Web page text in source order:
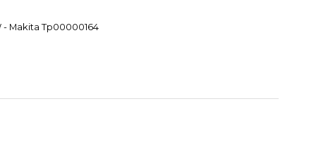
- Makita Tp00000164